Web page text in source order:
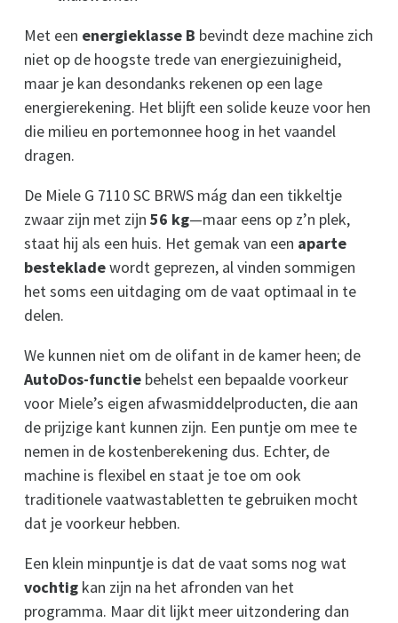
Met een energieklasse B bevindt deze machine zich
niet op de hoogste trede van energiezuinigheid,
maar je kan desondanks rekenen op een lage
energierekening. Het blijft een solide keuze voor hen
die milieu en portemonnee hoog in het vaandel
dragen.
De Miele G 7110 SC BRWS mág dan een tikkeltje
zwaar zijn met zijn 56 kg—maar eens op z’n plek,
staat hij als een huis. Het gemak van een aparte
bestekladewordt geprezen, al vinden sommigen
het soms een uitdaging om de vaat optimaal in te
delen.
We kunnen niet om de olifant in de kamer heen; de
AutoDos-functie behelst een bepaalde voorkeur
voor Miele’s eigen afwasmiddelproducten, die aan
de prijzige kant kunnen zijn. Een puntje om mee te
nemen in de kostenberekening dus. Echter, de
machine is flexibel en staat je toe om ook
traditionele vaatwastabletten te gebruiken mocht
dat je voorkeur hebben.
Een klein minpuntje is dat de vaat soms nog wat
vochtig kan zijn na het afronden van het
programma. Maar dit lijkt meer uitzondering dan